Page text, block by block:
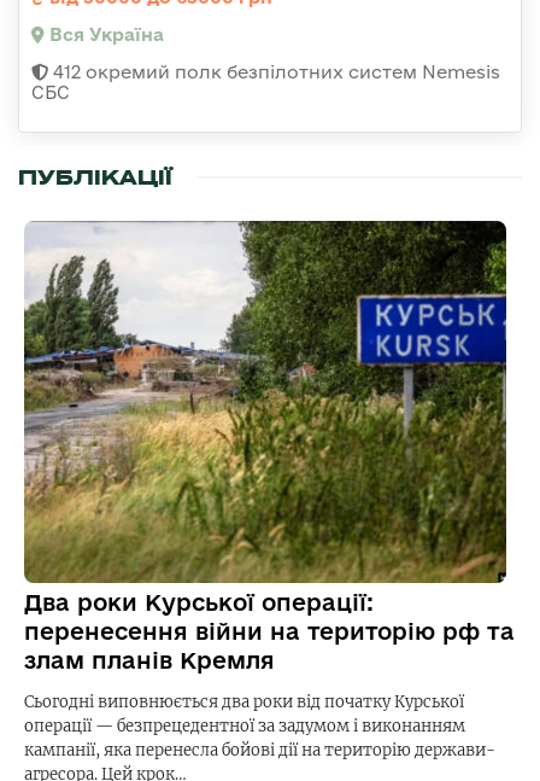
Вся Україна
412 окремий полк безпілотних систем Nemesis
СБС
ПУБЛІКАЦІЇ
Два роки Курської операції:
перенесення війни на територію рф та
злам планів Кремля
Сьогодні виповнюється два роки від початку Курської
операції — безпрецедентної за задумом і виконанням
кампанії, яка перенесла бойові дії на територію держави-
агресора. Цей крок…